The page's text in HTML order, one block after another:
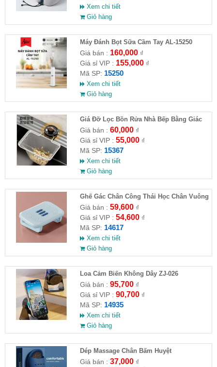
Xem chi tiết
Giỏ hàng
Máy Đánh Bọt Sữa Cầm Tay AL-15250
Giá bán : 160,000₫
Giá sỉ VIP : 155,000₫
Mã SP: 15250
Xem chi tiết
Giỏ hàng
Giá Đỡ Lọc Bồn Rửa Nhà Bếp Bằng Giác
Hút (Kèm 50 Túi Lọc)
Giá bán : 60,000₫
Giá sỉ VIP : 55,000₫
Mã SP: 15367
Xem chi tiết
Giỏ hàng
Ghế Gác Chân Công Thái Học Chân Vuông
Giá bán : 59,600₫
Giá sỉ VIP : 54,600₫
Mã SP: 14617
Xem chi tiết
Giỏ hàng
Loa Cảm Biến Không Dây ZJ-026
Giá bán : 95,700₫
Giá sỉ VIP : 90,700₫
Mã SP: 14935
Xem chi tiết
Giỏ hàng
Dép Massage Chân Bấm Huyệt
Giá bán : 37,000₫